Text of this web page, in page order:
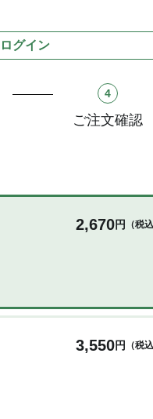
ログイン
4
ご注文確認
2,670円 （税込
3,550円 （税込